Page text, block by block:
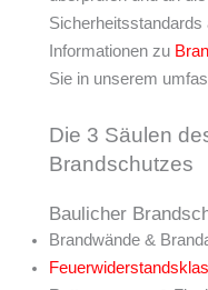
Informationen zu
Sie in unserem
Die 3 Säulen
Brandschutzes
Baulicher
Brandwände &